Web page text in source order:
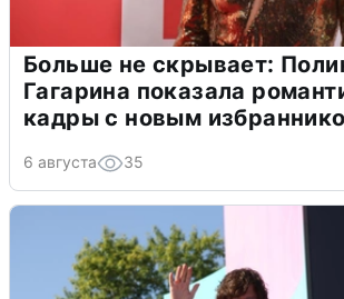
Больше не скрывает:
Гагарина показала
кадры с новым
6 августа 35